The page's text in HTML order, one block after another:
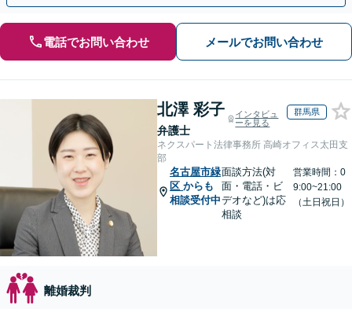
電話でお問い合わせ メールでお問い合わせ
北澤 彩子
弁護士
インタビュ
ーを見る
群馬県
ネクスパート法律事務所 高崎オフィス太田支
部
名古屋市緑
区 からも
相談受付中
面談方法(対
面・電話・ビ
デオなど)は応
相談
営業時間：0
9:00~21:00
（土日祝日）
離婚裁判